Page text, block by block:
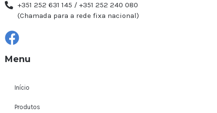
+351 252 631 145 / +351 252 240 080
(Chamada para a rede fixa nacional)
Menu
Início
Produtos